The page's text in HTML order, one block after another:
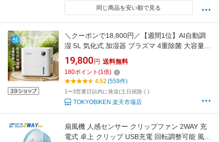
同じ商品を安い順で見る
＼クーポンで18,800円／【週間1位】AI自動調
湿 5L 気化式 加湿器 プラズマ 4重除菌 大容量 5
段階調整 加湿器 ミストなし 湿度設定 上部給水
静音設計 空焚き防止 タイマー付き 卓上加湿器
無霧加湿器 省エネ 乾燥対策 アロマ対応 フィル
ター 空気清浄機
19,800 円 送料無料
180ポイント (1 倍)
4.52 (559件)
1〜3営業日以内に発送(土日祝除く)
TOKYOBIKEN 楽天市場店
扇風機 人感センサー クリップファン 2WAY 充
電式 卓上 クリップ USB充電 回転調整可能 風量